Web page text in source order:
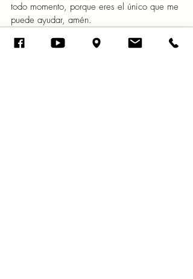
todo momento, porque eres el único que me
puede ayudar, amén.